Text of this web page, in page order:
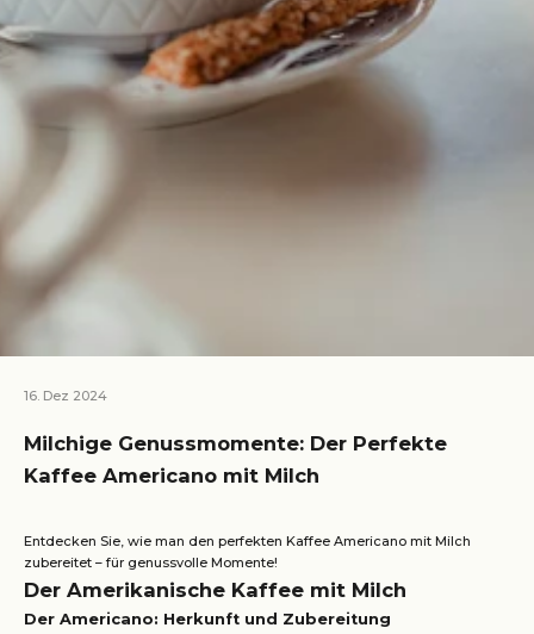
16. Dez 2024
Milchige Genussmomente: Der Perfekte
Kaffee Americano mit Milch
Entdecken Sie, wie man den perfekten Kaffee Americano mit Milch
zubereitet – für genussvolle Momente!
Der Amerikanische Kaffee mit Milch
Der Americano: Herkunft und Zubereitung